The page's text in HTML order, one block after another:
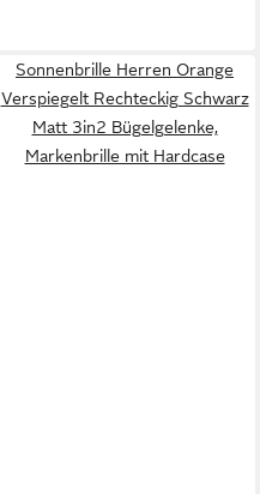
Sonnenbrille Herren Orange
Verspiegelt Rechteckig Schwarz
Matt 3in2 Bügelgelenke,
Markenbrille mit Hardcase